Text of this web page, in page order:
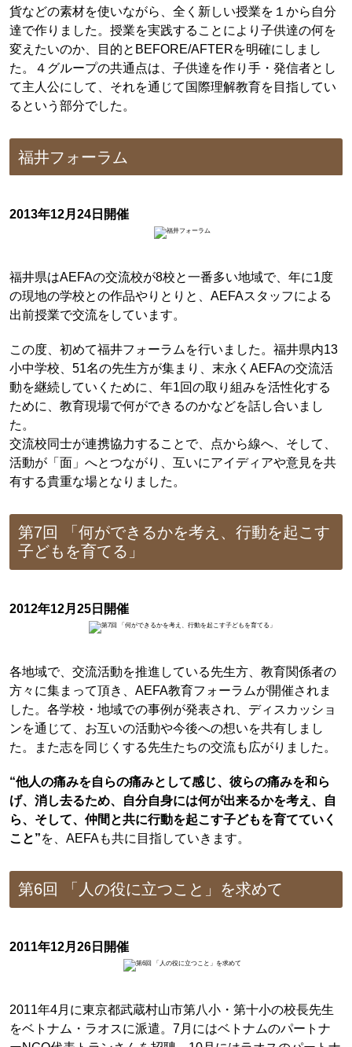
貨などの素材を使いながら、全く新しい授業を１から自分
達で作りました。授業を実践することにより子供達の何を
変えたいのか、目的とBEFORE/AFTERを明確にしまし
た。４グループの共通点は、子供達を作り手・発信者とし
て主人公にして、それを通じて国際理解教育を目指してい
るという部分でした。
福井フォーラム
2013年12月24日開催
福井県はAEFAの交流校が8校と一番多い地域で、年に1度
の現地の学校との作品やりとりと、AEFAスタッフによる
出前授業で交流をしています。
この度、初めて福井フォーラムを行いました。福井県内13
小中学校、51名の先生方が集まり、末永くAEFAの交流活
動を継続していくために、年1回の取り組みを活性化する
ために、教育現場で何ができるのかなどを話し合いまし
た。
交流校同士が連携協力することで、点から線へ、そして、
活動が「面」へとつながり、互いにアイディアや意見を共
有する貴重な場となりました。
第7回 「何ができるかを考え、行動を起こす
子どもを育てる」
2012年12月25日開催
各地域で、交流活動を推進している先生方、教育関係者の
方々に集まって頂き、AEFA教育フォーラムが開催されま
した。各学校・地域での事例が発表され、ディスカッショ
ンを通じて、お互いの活動や今後への想いを共有しまし
た。また志を同じくする先生たちの交流も広がりました。
“他人の痛みを自らの痛みとして感じ、彼らの痛みを和ら
げ、消し去るため、自分自身には何が出来るかを考え、自
ら、そして、仲間と共に行動を起こす子どもを育てていく
こと”を、AEFAも共に目指していきます。
第6回 「人の役に立つこと」を求めて
2011年12月26日開催
2011年4月に東京都武蔵村山市第八小・第十小の校長先生
をベトナム・ラオスに派遣。7月にはベトナムのパートナ